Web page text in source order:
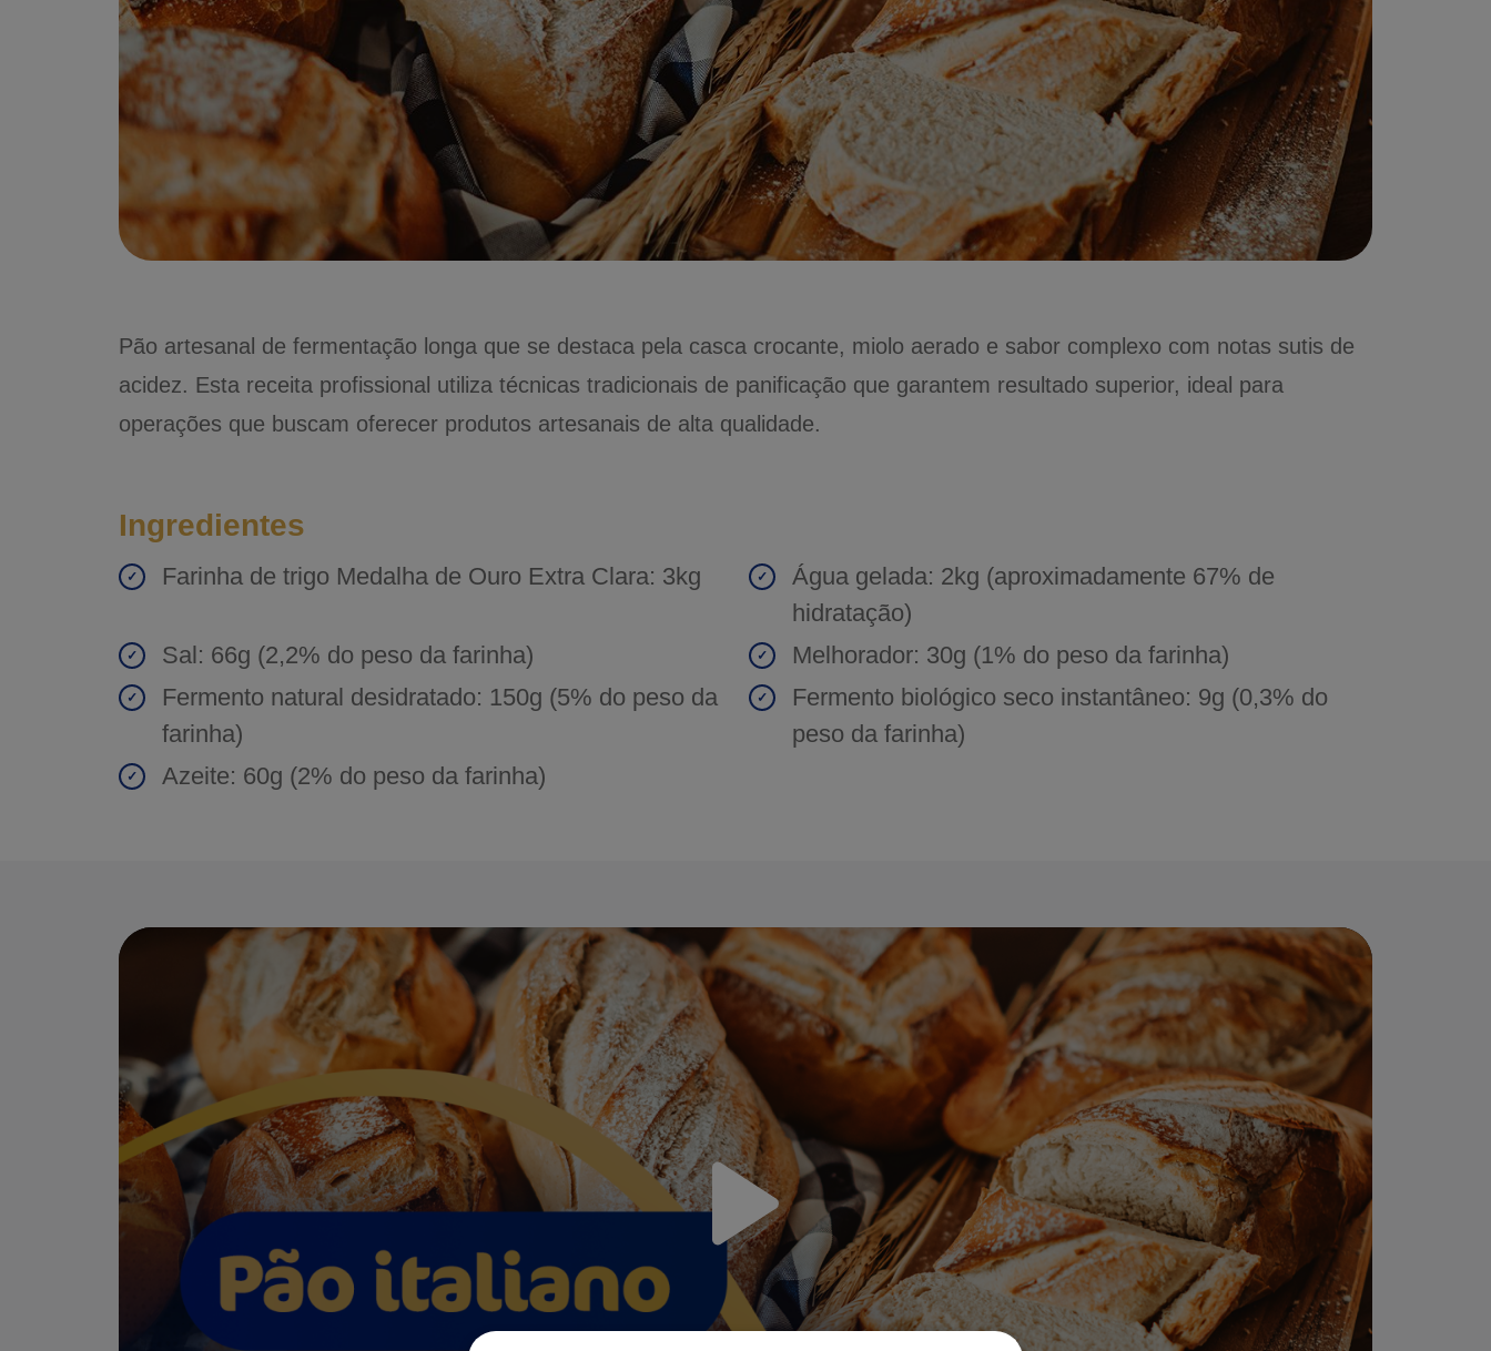
Pão artesanal de fermentação longa que se destaca pela casca crocante, miolo aerado e sabor complexo com notas sutis de
acidez. Esta receita profissional utiliza técnicas tradicionais de panificação que garantem resultado superior, ideal para
operações que buscam oferecer produtos artesanais de alta qualidade.
Ingredientes
Farinha de trigo Medalha de Ouro Extra Clara: 3kg
Água gelada: 2kg (aproximadamente 67% de
hidratação)
Sal: 66g (2,2% do peso da farinha)
Melhorador: 30g (1% do peso da farinha)
Fermento natural desidratado: 150g (5% do peso da
farinha)
Fermento biológico seco instantâneo: 9g (0,3% do
peso da farinha)
Azeite: 60g (2% do peso da farinha)